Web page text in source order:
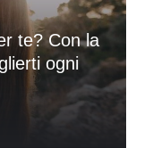
te? Con la
ogni